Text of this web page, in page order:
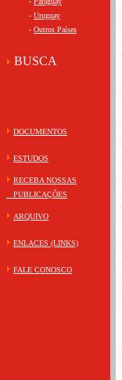
- Uruguay
- Outros Países
BUSCA
DOCUMENTOS
ESTUDOS
RECEBA NOSSAS
PUBLICAÇÕES
ARQUIVO
ENLACES (LINKS)
FALE CONOSCO